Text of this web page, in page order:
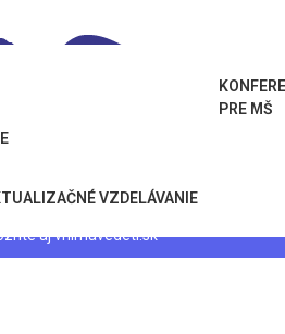
ajvnimavedeti.sk
VZDELÁVANIE
PRE MŠ